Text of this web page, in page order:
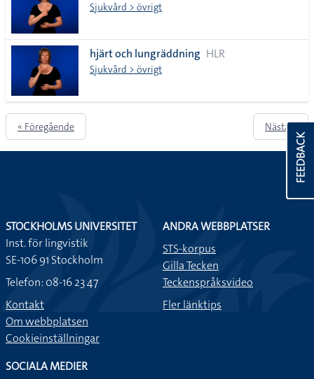
Sjukvård > övrigt
hjärt och lungräddning HLR
Sjukvård > övrigt
« Föregående Nästa »
FEEDBACK
STOCKHOLMS UNIVERSITET
Inst. för lingvistik
SE-106 91 Stockholm
Telefon: 08-16 23 47
Kontakt
Om webbplatsen
Cookieinställningar
ANDRA WEBBPLATSER
STS-korpus
Gilla Tecken
Teckenspråksvideo
Fler länktips
SOCIALA MEDIER